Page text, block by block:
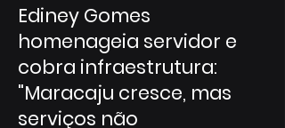
Ediney Gomes
homenageia servidor e
cobra infraestrutura:
"Maracaju cresce, mas
serviços não